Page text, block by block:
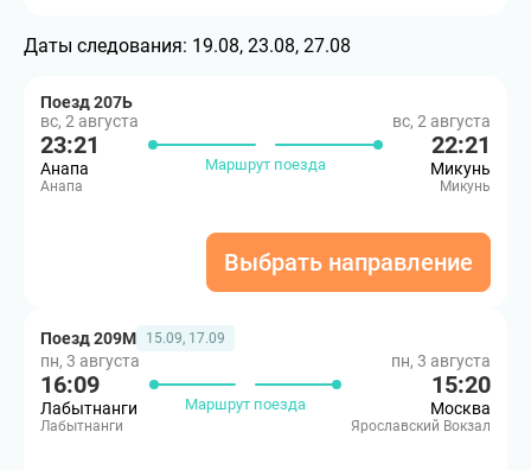
Даты следования: 19.08, 23.08, 27.08
Поезд 207Ь
вс, 2 августа
23:21
Анапа
Анапа
Маршрут поезда
вс, 2 августа
22:21
Микунь
Микунь
Выбрать направление
Поезд 209М 15.09, 17.09
пн, 3 августа
16:09
Лабытнанги
Лабытнанги
Маршрут поезда
пн, 3 августа
15:20
Москва
Ярославский Вокзал